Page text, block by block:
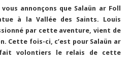
annonçons que Salaün ar Foll
à la Vallée des Saints. Louis
par cette aventure, vient de
Cette fois-ci, c’est pour Salaün ar
volontiers le relais de cette